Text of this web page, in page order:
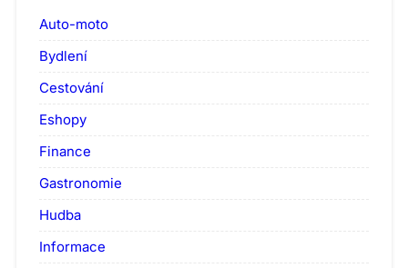
Auto-moto
Bydlení
Cestování
Eshopy
Finance
Gastronomie
Hudba
Informace